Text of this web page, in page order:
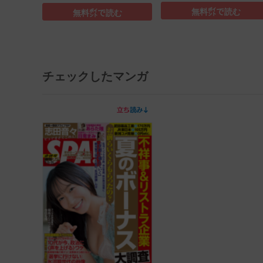
無料㌽で読む 無料㌽で読む
チェックしたマンガ